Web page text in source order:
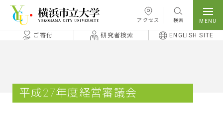
本文へ移動
アクセス 検索
ご寄付 研究者検索 ENGLISH SITE
平成27年度経営審議会